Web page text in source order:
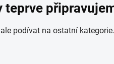
teprve
podívat na ostatní kategorie.